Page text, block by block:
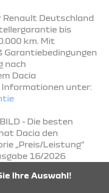
Renault Deutschland
bis
km. Mit
Garantiebedingungen
nach
Dacia
unter:
- Die besten
Dacia den
„Preis/Leistung“
16/2026
mit
Ihre Auswahl!